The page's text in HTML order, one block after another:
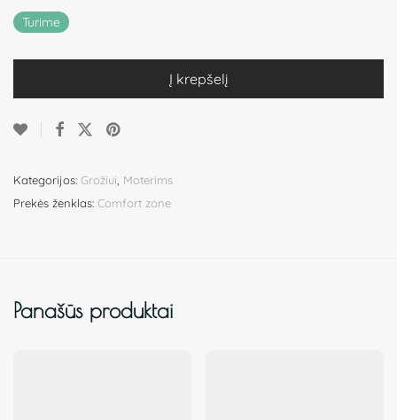
Turime
Į krepšelį
Kategorijos: Grožiui Moterims
Prekės ženklas: Comfort zone
Panašūs produktai